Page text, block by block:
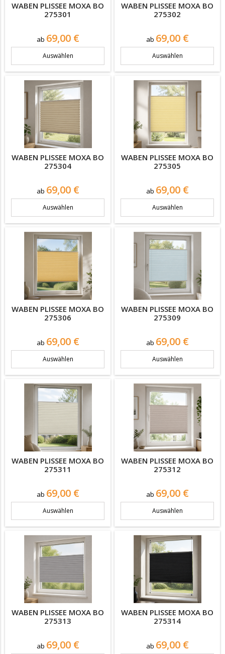
WABEN PLISSEE MOXA BO
275301
ab Preis
69,00 €
Auswählen
WABEN PLISSEE MOXA BO
275302
ab Preis
69,00 €
Auswählen
WABEN PLISSEE MOXA BO
275304
ab Preis
69,00 €
Auswählen
WABEN PLISSEE MOXA BO
275305
ab Preis
69,00 €
Auswählen
WABEN PLISSEE MOXA BO
275306
ab Preis
69,00 €
Auswählen
WABEN PLISSEE MOXA BO
275309
ab Preis
69,00 €
Auswählen
WABEN PLISSEE MOXA BO
275311
ab Preis
69,00 €
Auswählen
WABEN PLISSEE MOXA BO
275312
ab Preis
69,00 €
Auswählen
WABEN PLISSEE MOXA BO
275313
ab Preis
69,00 €
WABEN PLISSEE MOXA BO
275314
ab Preis
69,00 €